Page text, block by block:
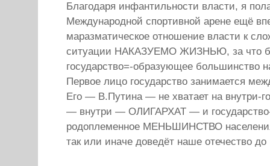
Благодаря инфантильности власти, я
Международной спортивной арене ещё
маразматическое отношение власти к
ситуации НАКАЗУЕМО ЖИЗНЬЮ, за что
государство=-образующее большинство
Первое лицо государство занимается
Его — В.Путина — не хватает на внутри-
— внутри — ОЛИГАРХАТ — и
родоплеменное МЕНЬШИНСТВО
так или иначе доведёт наше отечество